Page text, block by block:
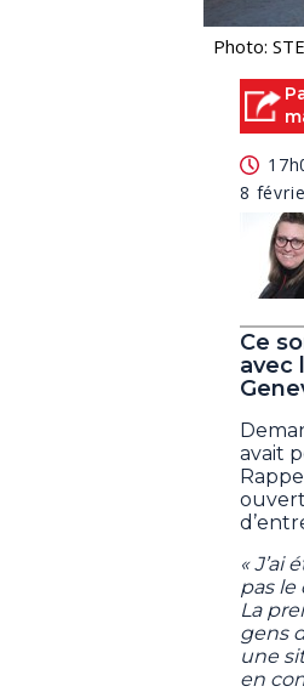
Photo:
8
Ce
avec
avait
« J’ai
pas le
La
gens
une
en